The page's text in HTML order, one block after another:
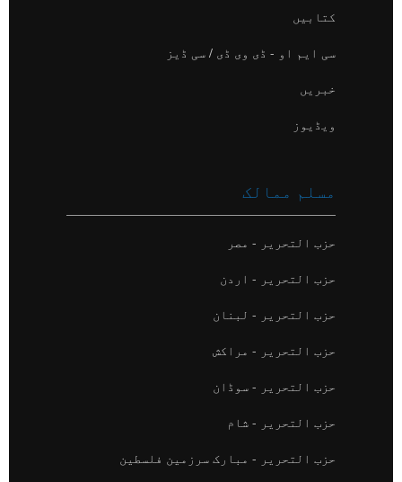
کتابیں
سی ایم او - ڈی وی ڈی / سی ڈیز
خبریں
ویڈیوز
مسلم ممالک
حزب التحریر - مصر
حزب التحریر - اردن
حزب التحریر - لبنان
حزب التحریر - مراکش
حزب التحریر - سوڈان
حزب التحریر - شام
حزب التحریر - مبارک سرزمین فلسطین